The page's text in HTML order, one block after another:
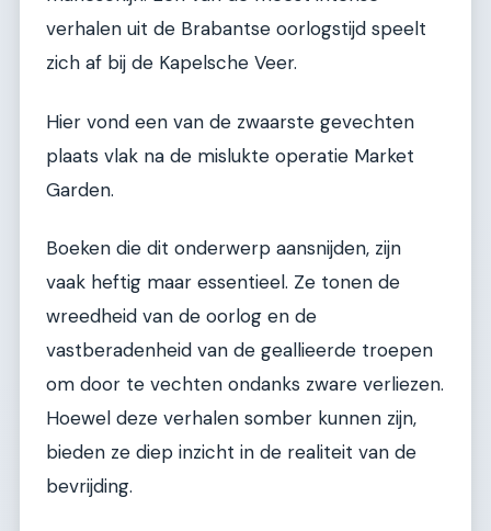
verhalen uit de Brabantse oorlogstijd speelt
zich af bij de Kapelsche Veer.
Hier vond een van de zwaarste gevechten
plaats vlak na de mislukte operatie Market
Garden.
Boeken die dit onderwerp aansnijden, zijn
vaak heftig maar essentieel. Ze tonen de
wreedheid van de oorlog en de
vastberadenheid van de geallieerde troepen
om door te vechten ondanks zware verliezen.
Hoewel deze verhalen somber kunnen zijn,
bieden ze diep inzicht in de realiteit van de
bevrijding.